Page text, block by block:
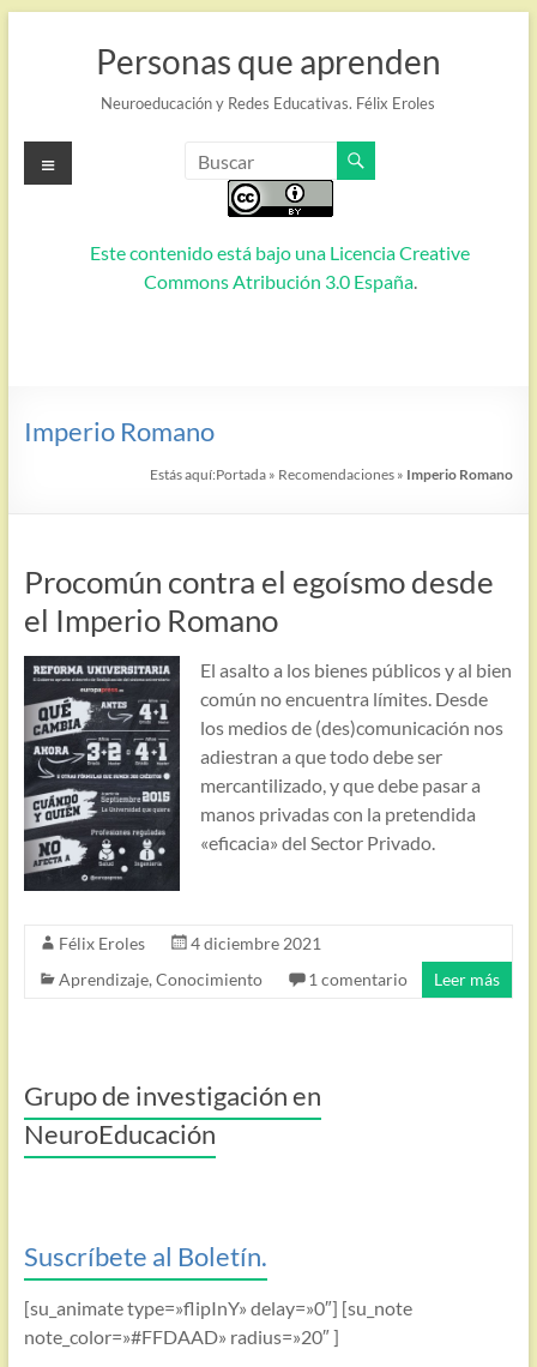
Personas que aprenden
Neuroeducación y Redes Educativas. Félix Eroles
Este contenido está bajo una Licencia Creative
Commons Atribución 3.0 España.
Menú
Imperio Romano
Estás aquí:Portada » Recomendaciones » Imperio Romano
Procomún contra el egoísmo desde
el Imperio Romano
El asalto a los bienes públicos y al bien
común no encuentra límites. Desde
los medios de (des)comunicación nos
adiestran a que todo debe ser
mercantilizado, y que debe pasar a
manos privadas con la pretendida
«eficacia» del Sector Privado.
Félix Eroles
4 diciembre 2021
Aprendizaje, Conocimiento 1 comentario Leer más
Grupo de investigación en
NeuroEducación
Suscríbete al Boletín.
[su_animate type=»flipInY» delay=»0″] [su_note
note_color=»#FFDAAD» radius=»20″ ]